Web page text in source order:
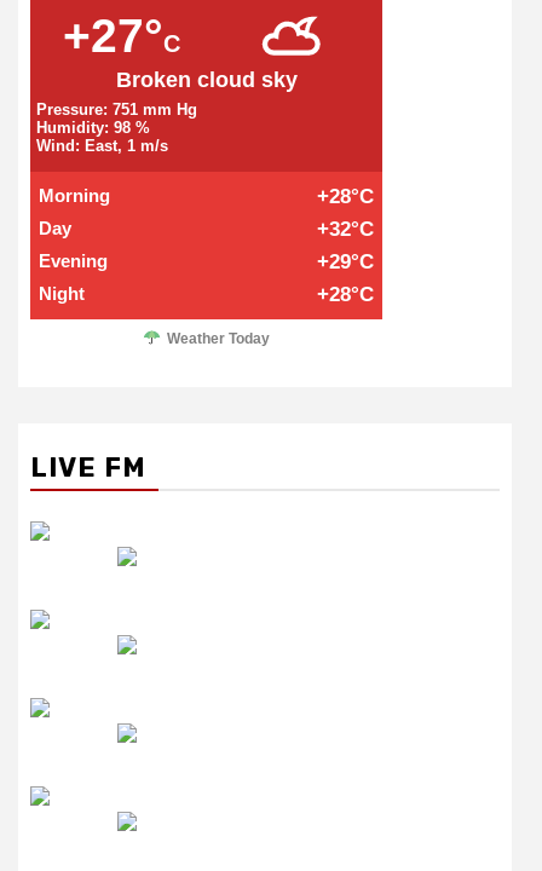
+27°C
Broken cloud sky
Pressure: 751 mm Hg
Humidity: 98 %
Wind: East, 1 m/s
Morning +28°C
Day +32°C
Evening +29°C
Night +28°C
Weather Today
LIVE FM